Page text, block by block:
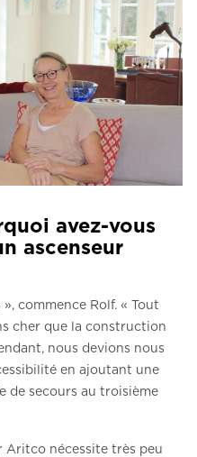
avez-vous
ascenseur
commence Rolf. « Tout
cher que la construction
nous devions nous
en ajoutant une
de secours au troisième
Aritco nécessite très peu